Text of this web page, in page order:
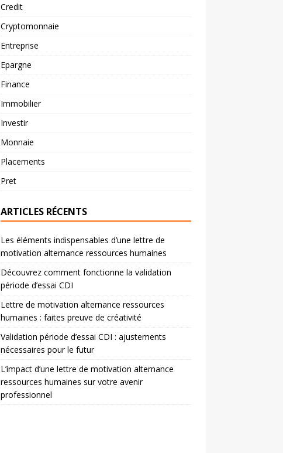
Credit
Cryptomonnaie
Entreprise
Epargne
Finance
Immobilier
Investir
Monnaie
Placements
Pret
ARTICLES RÉCENTS
Les éléments indispensables d’une lettre de
motivation alternance ressources humaines
Découvrez comment fonctionne la validation
période d’essai CDI
Lettre de motivation alternance ressources
humaines : faites preuve de créativité
Validation période d’essai CDI : ajustements
nécessaires pour le futur
L’impact d’une lettre de motivation alternance
ressources humaines sur votre avenir
professionnel